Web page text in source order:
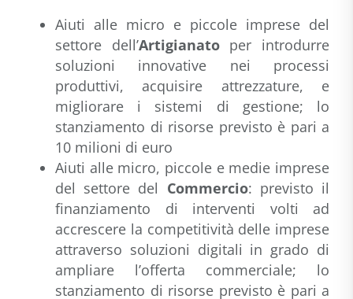
Aiuti alle micro e piccole imprese del
settore dell’Artigianatoper introdurre
soluzioni innovative nei processi
produttivi, acquisire attrezzature, e
migliorare i sistemi di gestione; lo
stanziamento di risorse previsto è pari a
10 milioni di euro
Aiuti alle micro, piccole e medie imprese
del settore del Commercio: previsto il
finanziamento di interventi volti ad
accrescere la competitività delle imprese
attraverso soluzioni digitali in grado di
ampliare l’offerta commerciale; lo
stanziamento di risorse previsto è pari a